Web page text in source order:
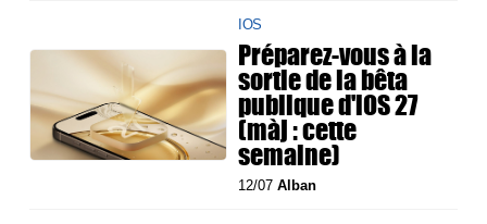
IOS
Préparez-vous à la
sortie de la bêta
publique d'iOS 27
(màj : cette
semaine)
12/07Alban